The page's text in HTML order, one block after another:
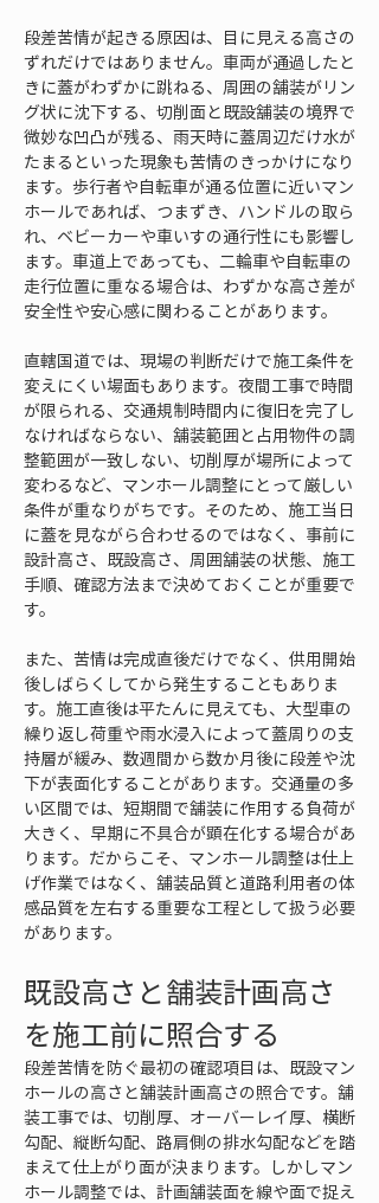
段差苦情が起きる原因は、目に見える高さの
ずれだけではありません。車両が通過したと
きに蓋がわずかに跳ねる、周囲の舗装がリン
グ状に沈下する、切削面と既設舗装の境界で
微妙な凹凸が残る、雨天時に蓋周辺だけ水が
たまるといった現象も苦情のきっかけになり
ます。歩行者や自転車が通る位置に近いマン
ホールであれば、つまずき、ハンドルの取ら
れ、ベビーカーや車いすの通行性にも影響し
ます。車道上であっても、二輪車や自転車の
走行位置に重なる場合は、わずかな高さ差が
安全性や安心感に関わることがあります。
直轄国道では、現場の判断だけで施工条件を
変えにくい場面もあります。夜間工事で時間
が限られる、交通規制時間内に復旧を完了し
なければならない、舗装範囲と占用物件の調
整範囲が一致しない、切削厚が場所によって
変わるなど、マンホール調整にとって厳しい
条件が重なりがちです。そのため、施工当日
に蓋を見ながら合わせるのではなく、事前に
設計高さ、既設高さ、周囲舗装の状態、施工
手順、確認方法まで決めておくことが重要で
す。
また、苦情は完成直後だけでなく、供用開始
後しばらくしてから発生することもありま
す。施工直後は平たんに見えても、大型車の
繰り返し荷重や雨水浸入によって蓋周りの支
持層が緩み、数週間から数か月後に段差や沈
下が表面化することがあります。交通量の多
い区間では、短期間で舗装に作用する負荷が
大きく、早期に不具合が顕在化する場合があ
ります。だからこそ、マンホール調整は仕上
げ作業ではなく、舗装品質と道路利用者の体
感品質を左右する重要な工程として扱う必要
があります。
既設高さと舗装計画高さ
を施工前に照合する
段差苦情を防ぐ最初の確認項目は、既設マン
ホールの高さと舗装計画高さの照合です。舗
装工事では、切削厚、オーバーレイ厚、横断
勾配、縦断勾配、路肩側の排水勾配などを踏
まえて仕上がり面が決まります。しかしマン
ホール調整では、計画舗装面を線や面で捉え